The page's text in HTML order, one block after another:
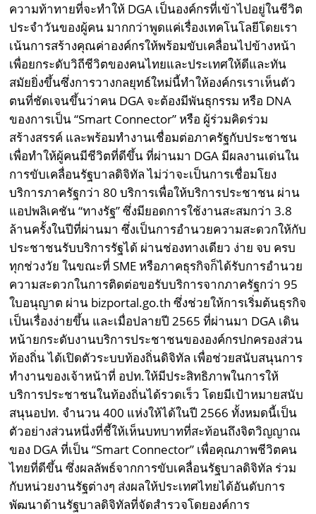
ความท้าทายที่จะทำให้ DGA เป็นองค์กรที่เข้าไปอยู่ในชีวิต
ประจำวันของผู้คน มากกว่าพูดแค่เรื่องเทคโนโลยีโดยเรา
เน้นการสร้างคุณค่าองค์กรให้พร้อมขับเคลื่อนไปข้างหน้า
เพื่อยกระดับวิถีชีวิตของคนไทยและประเทศให้ดีและทัน
สมัยยิ่งขึ้นซึ่งการวางกลยุทธ์ใหม่นี้ทำให้องค์กรเราเห็นตัว
ตนที่ชัดเจนขึ้นว่าคน DGA จะต้องมีพันธุกรรม หรือ DNA
ของการเป็น “Smart Connector” หรือ ผู้ร่วมคิดร่วม
สร้างสรรค์ และพร้อมทำงานเชื่อมต่อภาครัฐกับประชาชน
เพื่อทำให้ผู้คนมีชีวิตที่ดีขึ้น ที่ผ่านมา DGA มีผลงานเด่นใน
การขับเคลื่อนรัฐบาลดิจิทัล ไม่ว่าจะเป็นการเชื่อมโยง
บริการภาครัฐกว่า 80 บริการเพื่อให้บริการประชาชน ผ่าน
แอปพลิเคชัน “ทางรัฐ” ซึ่งมียอดการใช้งานสะสมกว่า 3.8
ล้านครั้งในปีที่ผ่านมา ซึ่งเป็นการอำนวยความสะดวกให้กับ
ประชาชนรับบริการรัฐได้ ผ่านช่องทางเดียว ง่าย จบ ครบ
ทุกช่วงวัย ในขณะที่ SME หรือภาคธุรกิจก็ได้รับการอำนวย
ความสะดวกในการติดต่อขอรับบริการจากภาครัฐกว่า 95
ใบอนุญาต ผ่าน bizportal.go.th ซึ่งช่วยให้การเริ่มต้นธุรกิจ
เป็นเรื่องง่ายขึ้น และเมื่อปลายปี 2565 ที่ผ่านมา DGA เดิน
หน้ายกระดับงานบริการประชาชนขององค์กรปกครองส่วน
ท้องถิ่น ได้เปิดตัวระบบท้องถิ่นดิจิทัล เพื่อช่วยสนับสนุนการ
ทำงานของเจ้าหน้าที่ อปท.ให้มีประสิทธิภาพในการให้
บริการประชาชนในท้องถิ่นได้รวดเร็ว โดยมีเป้าหมายสนับ
สนุนอปท. จำนวน 400 แห่งให้ได้ในปี 2566 ทั้งหมดนี้เป็น
ตัวอย่างส่วนหนึ่งที่ชี้ให้เห็นบทบาทที่สะท้อนถึงจิตวิญญาณ
ของ DGA ที่เป็น “Smart Connector” เพื่อคุณภาพชีวิตคน
ไทยที่ดีขึ้น ซึ่งผลลัพธ์จากการขับเคลื่อนรัฐบาลดิจิทัล ร่วม
กับหน่วยงานรัฐต่างๆ ส่งผลให้ประเทศไทยได้อันดับการ
พัฒนาด้านรัฐบาลดิจิทัลที่จัดสำรวจโดยองค์การ